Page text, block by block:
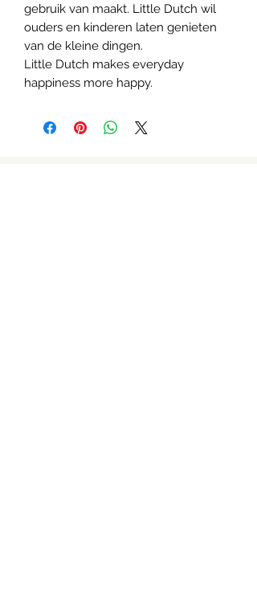
gebruik van maakt. Little Dutch wil
ouders en kinderen laten genieten
van de kleine dingen.
Little Dutch makes everyday
happiness more happy.